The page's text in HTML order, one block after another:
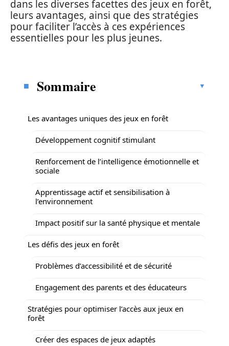
dans les diverses facettes des jeux en forêt,
leurs avantages, ainsi que des stratégies
pour faciliter l’accès à ces expériences
essentielles pour les plus jeunes.
Sommaire
Les avantages uniques des jeux en forêt
Développement cognitif stimulant
Renforcement de l’intelligence émotionnelle et
sociale
Apprentissage actif et sensibilisation à
l’environnement
Impact positif sur la santé physique et mentale
Les défis des jeux en forêt
Problèmes d’accessibilité et de sécurité
Engagement des parents et des éducateurs
Stratégies pour optimiser l’accès aux jeux en
forêt
Créer des espaces de jeux adaptés